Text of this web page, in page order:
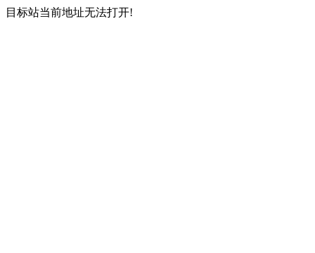
目标站当前地址无法打开!